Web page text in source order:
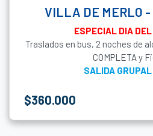
VILLA DE MERLO -
ESPECIAL DIA
Traslados en bus, 2 noches de
COMPLETA y
SALIDA
$360.000